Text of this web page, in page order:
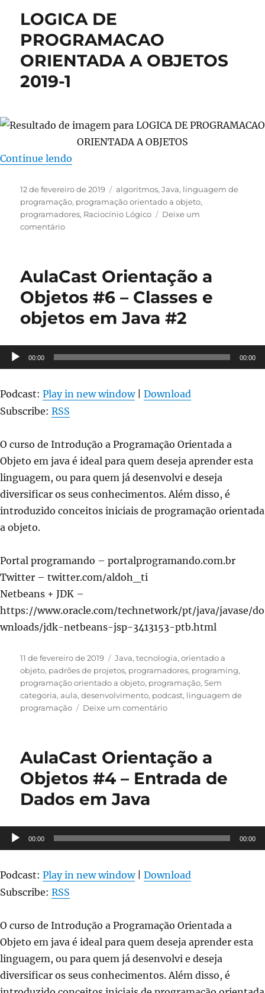
Objetos
–
Passagem
De
Parâmetro
LOGICA DE
PROGRAMACAO
ORIENTADA A OBJETOS
2019-1
Continue lendo
Publicado
em
12 de fevereiro de 2019 Categorias
algoritmos,Java, linguagem de
programação, programação orientado a objeto,
programadores, Raciocínio Lógico
Deixe um
comentárioem
ORIENTADA
OBJETOS
2019-
1
AulaCast Orientação a
Objetos #6 – Classes e
objetos em Java #2
Tocador
de
00:00 00:00
Podcast: Play in new window| Download
Subscribe: RSS
O curso de Introdução a Programação Orientada a
Objeto em java é ideal para quem deseja aprender esta
linguagem, ou para quem já desenvolvi e deseja
diversificar os seus conhecimentos. Além disso, é
introduzido conceitos iniciais de programação orientada
a objeto.
Portal programando – portalprogramando.com.br
Twitter – twitter.com/aldoh_ti
Netbeans + JDK –
https://www.oracle.com/technetwork/pt/java/javase/do
wnloads/jdk-netbeans-jsp-3413153-ptb.html
Publicado
em
11 de fevereiro de 2019 Categorias
Java,tecnologia,orientado a
objeto, padrões de projetos, programadores, programing,
programação orientado a objeto, programação,Sem
categoria,aula,desenvolvimento, podcast, linguagem de
programação
Deixe um comentárioem
Objetos
#6
–
Java
AulaCast Orientação a
Objetos #4 – Entrada de
Dados em Java
Tocador
de
00:00 00:00
Podcast: Play in new window| Download
Subscribe: RSS
O curso de Introdução a Programação Orientada a
Objeto em java é ideal para quem deseja aprender esta
linguagem, ou para quem já desenvolvi e deseja
diversificar os seus conhecimentos. Além disso, é